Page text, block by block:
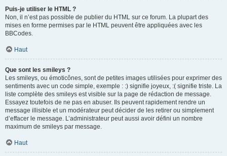
Puis-je utiliser le HTML ?
Non, il n’est pas possible de publier du HTML sur ce forum. La plupart des
mises en forme permises par le HTML peuvent être appliquées avec les
BBCodes.
Haut
Que sont les smileys ?
Les smileys, ou émoticônes, sont de petites images utilisées pour exprimer des
sentiments avec un code simple, exemple : :) signifie joyeux, :( signifie triste. La
liste complète des smileys est visible sur la page de rédaction de message.
Essayez toutefois de ne pas en abuser. Ils peuvent rapidement rendre un
message illisible et un modérateur peut décider de les retirer ou simplement
d’effacer le message. L’administrateur peut aussi avoir défini un nombre
maximum de smileys par message.
Haut